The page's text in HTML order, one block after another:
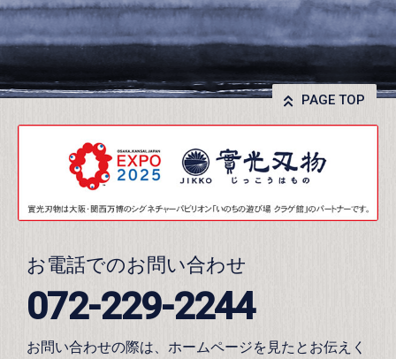
PAGE TOP
お電話でのお問い合わせ
072-229-2244
お問い合わせの際は、ホームページを見たとお伝えく